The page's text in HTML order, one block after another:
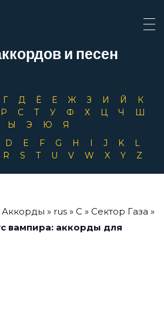
и песен
Г Д Ё Е Ж З И Й
К
Р С Т У Ф Х Ц Ч
Ш
Ы Э Ю
Я
D E F G H I J K
L
R S T U V W X Y Z
Аккорды » rus » С » Сектор Газа »
вампира: аккорды для